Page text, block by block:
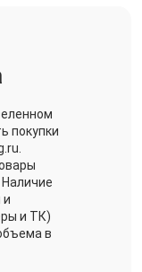
покупки
и
и ТК)
в